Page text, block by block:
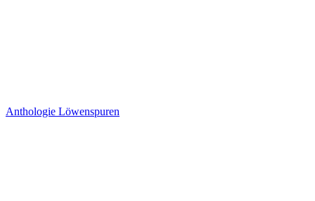
Anthologie Löwenspuren